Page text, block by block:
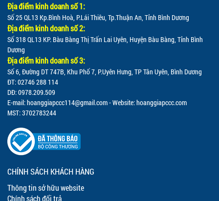
Địa điểm kinh doanh số 1:
Số 25 QL13 Kp.Bình Hoà, P.Lái Thiêu, Tp.Thuận An, Tỉnh Bình Dương
Địa điểm kinh doanh số 2:
Số 318 QL13 KP. Bàu Bàng Thị Trấn Lai Uyên, Huyện Bàu Bàng, Tỉnh Bình
Dương
Địa điểm kinh doanh số 3:
Số 6, Đường DT 747B, Khu Phố 7, P.Uyên Hưng, TP Tân Uyên, Bình Dương
ĐT: 02746 288 114
DĐ: 0978.209.509
E-mail:hoanggiapccc114@gmail.com- Website: hoanggiapccc.com
MST: 3702783244
CHÍNH SÁCH KHÁCH HÀNG
Thông tin sở hữu website
Chính sách đổi trả